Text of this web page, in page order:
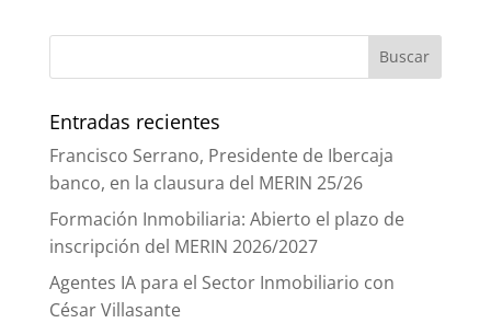
Entradas recientes
Francisco Serrano, Presidente de Ibercaja
banco, en la clausura del MERIN 25/26
Formación Inmobiliaria: Abierto el plazo de
inscripción del MERIN 2026/2027
Agentes IA para el Sector Inmobiliario con
César Villasante